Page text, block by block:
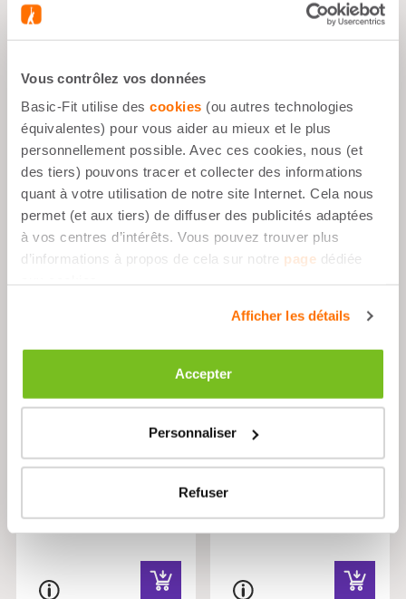
Vous contrôlez vos données
Basic-Fit utilise des cookies (ou autres technologies
équivalentes) pour vous aider au mieux et le plus
personnellement possible. Avec ces cookies, nous (et
des tiers) pouvons tracer et collecter des informations
quant à votre utilisation de notre site Internet. Cela nous
permet (et aux tiers) de diffuser des publicités adaptées
à vos centres d’intérêts. Vous pouvez trouver plus
d’informations à propos de cela sur notre page dédiée
Afficher les détails
Accepter
Personnaliser
Refuser
Rupture de stock
Vegan Caramel Salé
20,29 €Price reduced from
28,99 €to
Whey Protein